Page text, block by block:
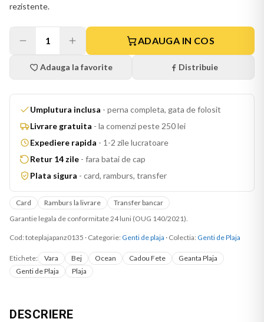
rezistente.
1 ADAUGA IN COS
Adauga la favorite Distribuie
Umplutura inclusa - perna completa, gata de folosit
Livrare gratuita - la comenzi peste 250 lei
Expediere rapida - 1-2 zile lucratoare
Retur 14 zile - fara batai de cap
Plata sigura - card, ramburs, transfer
Card Ramburs la livrare
Transfer bancar
Garantie legala de conformitate 24 luni (OUG 140/2021).
Cod: toteplajapanz0135 · Categorie: Genti de plaja · Colectia: Genti de Plaja
Etichete: Vara Bej Ocean Cadou Fete
Geanta Plaja
Genti de Plaja
Plaja
DESCRIERE